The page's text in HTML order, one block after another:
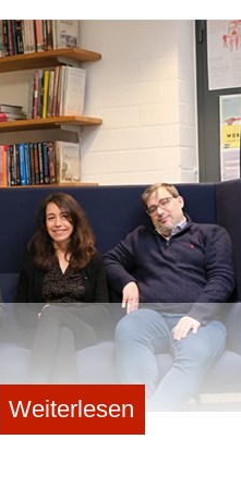
Ich habe in beiden
nicht alles festgelegt ist und
kann. Und genau das hat mich
sondern etwas mit aufzubauen,
in die eigene Gründung für
der logische nächste
persönlich und gesellschaftlich
in den Wechseljahren, sind
nicht ernst genommen
Gefühl: Hier kann ich meine
für etwas einsetzen, das
Natürlich ist es noch
genau darin liegt auch die
so aufbauen, wie wir es für
Diese Gestaltungsmöglichkeit
zu einem
Weiterlesen